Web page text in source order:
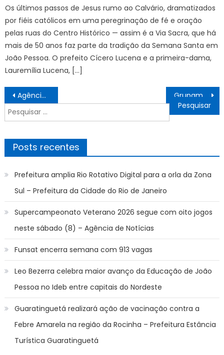
Os últimos passos de Jesus rumo ao Calvário, dramatizados
por fiéis católicos em uma peregrinação de fé e oração
pelas ruas do Centro Histórico — assim é a Via Sacra, que há
mais de 50 anos faz parte da tradição da Semana Santa em
João Pessoa. O prefeito Cícero Lucena e a primeira-dama,
Lauremília Lucena, […]
Navegação
de
Post
Agência Minas Gerais | Vinhos de colheita de inverno de Minas Gerais são destaque no Decanter World Wine Awards 2026
Pesquisar
por:
Posts recentes
Prefeitura amplia Rio Rotativo Digital para a orla da Zona
Sul – Prefeitura da Cidade do Rio de Janeiro
Supercampeonato Veterano 2026 segue com oito jogos
neste sábado (8) – Agência de Notícias
Funsat encerra semana com 913 vagas
Leo Bezerra celebra maior avanço da Educação de João
Pessoa no Ideb entre capitais do Nordeste
Guaratinguetá realizará ação de vacinação contra a
Febre Amarela na região da Rocinha – Prefeitura Estância
Turística Guaratinguetá